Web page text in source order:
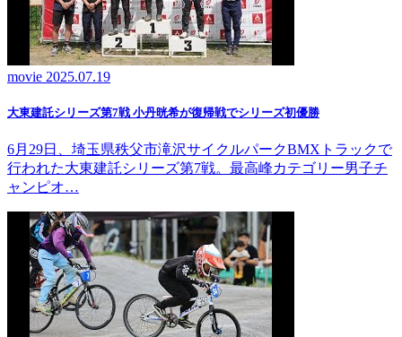
movie 2025.07.19
大東建託シリーズ第7戦 ⼩丹晄希が復帰戦でシリーズ初優勝
6月29日、埼玉県秩父市滝沢サイクルパークBMXトラックで
行われた大東建託シリーズ第7戦。最高峰カテゴリー男子チ
ャンピオ…